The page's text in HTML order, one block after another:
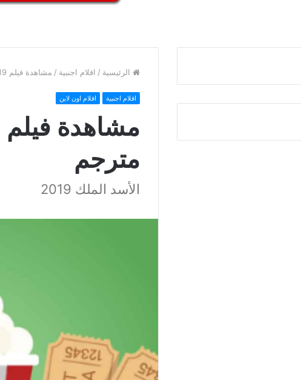
الرئيسية / افلام اجنبية / مشاهدة فيلم The Lion King 2019 مترجم
افلام اجنبية افلام اون لاين
مترجم
الأسد الملك 2019